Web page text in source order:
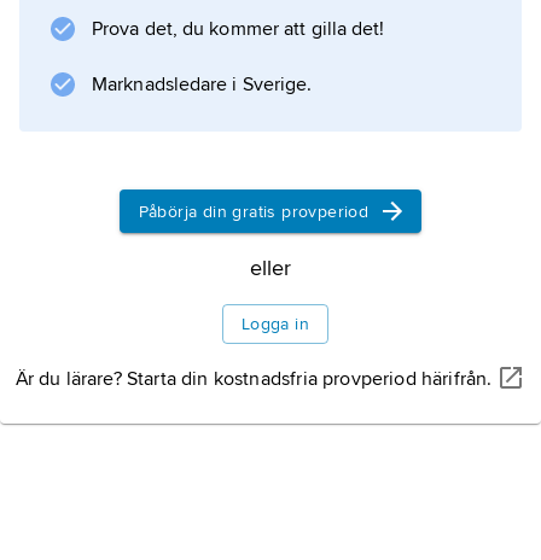
Prova det, du kommer att gilla det!
Marknadsledare i Sverige.
Påbörja din gratis provperiod
eller
Logga in
Är du lärare? Starta din kostnadsfria provperiod härifrån.